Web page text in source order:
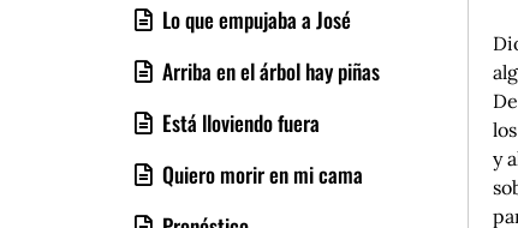
Lo que empujaba a José
Arriba en el árbol hay piñas
Está lloviendo fuera
Quiero morir en mi cama
y